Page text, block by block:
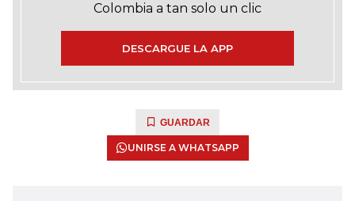
Colombia a tan solo un clic
DESCARGUE LA APP
GUARDAR
UNIRSE A WHATSAPP